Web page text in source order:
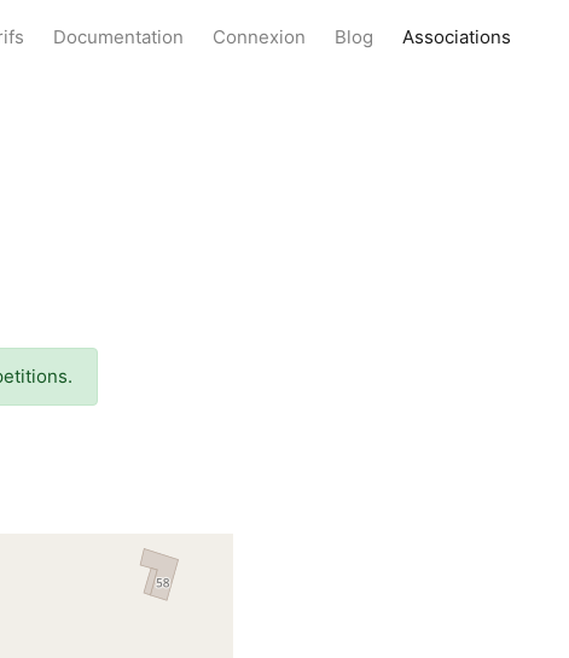
Documentation Connexion Blog Associations